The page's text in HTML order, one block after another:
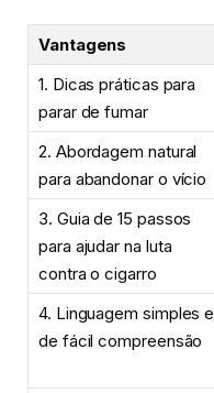
Vantagens
1. Dicas práticas para
parar de fumar
2. Abordagem natural
para abandonar o vício
3. Guia de 15 passos
para ajudar na luta
contra o cigarro
4. Linguagem simples e
de fácil compreensão